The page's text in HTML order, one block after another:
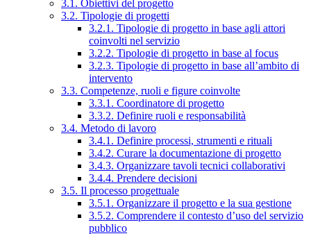
3.1. Obiettivi del progetto
3.2. Tipologie di progetti
3.2.1. Tipologie di progetto in base agli attori
coinvolti nel servizio
3.2.2. Tipologie di progetto in base al focus
3.2.3. Tipologie di progetto in base all’ambito di
intervento
3.3. Competenze, ruoli e figure coinvolte
3.3.1. Coordinatore di progetto
3.3.2. Definire ruoli e responsabilità
3.4. Metodo di lavoro
3.4.1. Definire processi, strumenti e rituali
3.4.2. Curare la documentazione di progetto
3.4.3. Organizzare tavoli tecnici collaborativi
3.4.4. Prendere decisioni
3.5. Il processo progettuale
3.5.1. Organizzare il progetto e la sua gestione
3.5.2. Comprendere il contesto d’uso del servizio
pubblico